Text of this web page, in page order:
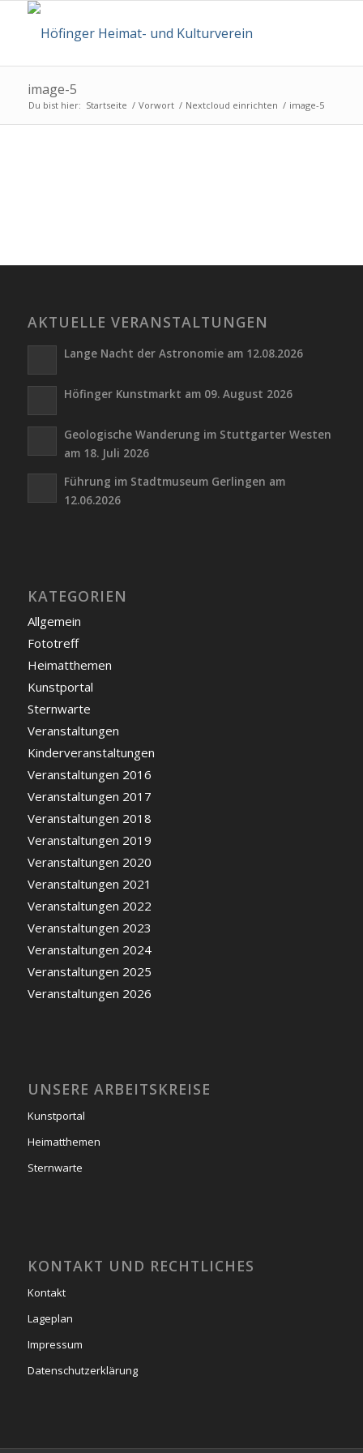
image-5
Du bist hier: Startseite / Vorwort / Nextcloud einrichten / image-5
AKTUELLE VERANSTALTUNGEN
Lange Nacht der Astronomie am 12.08.2026
Höfinger Kunstmarkt am 09. August 2026
Geologische Wanderung im Stuttgarter Westen
am 18. Juli 2026
Führung im Stadtmuseum Gerlingen am
12.06.2026
KATEGORIEN
Allgemein
Fototreff
Heimatthemen
Kunstportal
Sternwarte
Veranstaltungen
Kinderveranstaltungen
Veranstaltungen 2016
Veranstaltungen 2017
Veranstaltungen 2018
Veranstaltungen 2019
Veranstaltungen 2020
Veranstaltungen 2021
Veranstaltungen 2022
Veranstaltungen 2023
Veranstaltungen 2024
Veranstaltungen 2025
Veranstaltungen 2026
UNSERE ARBEITSKREISE
Kunstportal
Heimatthemen
Sternwarte
KONTAKT UND RECHTLICHES
Kontakt
Lageplan
Impressum
Datenschutzerklärung